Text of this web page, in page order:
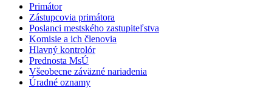
Primátor
Zástupcovia primátora
Poslanci mestského zastupiteľstva
Komisie a ich členovia
Hlavný kontrolór
Prednosta MsÚ
Všeobecne záväzné nariadenia
Úradné oznamy